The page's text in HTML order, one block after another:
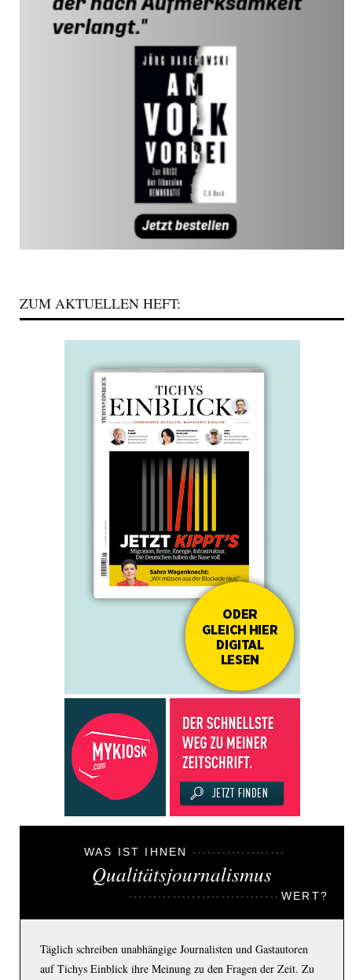
ZUM AKTUELLEN HEFT:
WAS IST IHNEN
Qualitätsjournalismus
WERT?
Täglich schreiben unabhängige Journalisten und Gastautoren
auf Tichys Einblick ihre Meinung zu den Fragen der Zeit. Zu